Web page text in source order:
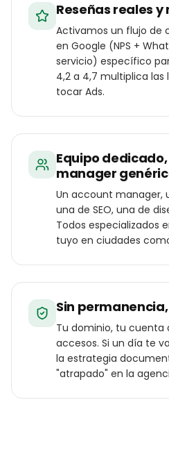
Reseñas reales
Activamos un flujo de
en Google (NPS +
servicio) específico
4,2 a 4,7 multiplica
tocar Ads.
Equipo
manager
Un account manager,
una de SEO, una de
Todos especializados
tuyo en ciudades
Sin
Tu dominio, tu cuenta
accesos. Si un día te
la estrategia
"atrapado" en la